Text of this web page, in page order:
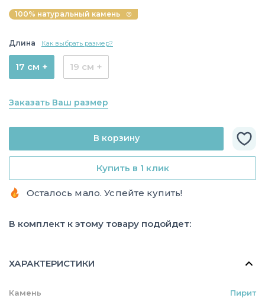
100% натуральный камень
Длина Как выбрать размер?
17 см + 19 см +
Заказать Ваш размер
Купить в 1 клик
В корзину
Осталось мало. Успейте купить!
В комплект к этому товару подойдет:
ХАРАКТЕРИСТИКИ
Камень Пирит